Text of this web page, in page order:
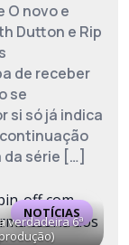
O novo e
Dutton e Rip
de receber
se
si só já indica
série […]
NOTÍCIAS
verdadeira 6ª